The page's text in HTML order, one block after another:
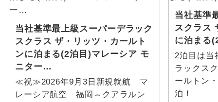
当社基準最上級スーパーデラック
スクラス ザ・リッツ・カールト
ンに泊まる(2泊目)マレーシア モ
ニター…
≪祝≫2026年9月3日新規就航 マ
レーシア航空 福岡⇔クアラルン
当社基準
スクラス
に泊まる
2泊目は当
ラックス
ールトン
泊！